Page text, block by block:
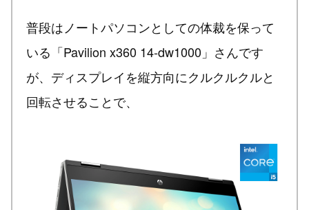
普段はノートパソコンとしての体裁を保って
いる「Pavilion x360 14-dw1000」さんです
が、ディスプレイを縦方向にクルクルクルと
回転させることで、